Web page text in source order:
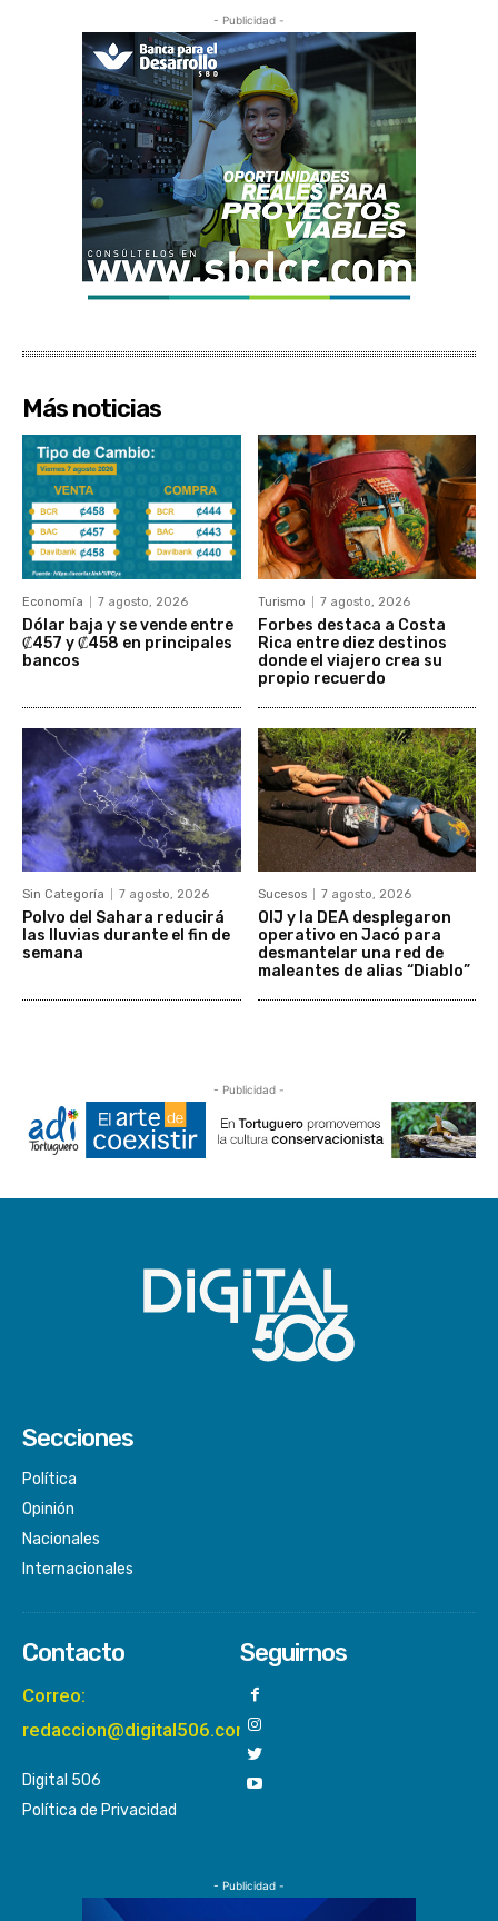
- Publicidad -
Más noticias
Economía 7 agosto, 2026
Dólar baja y se vende entre
₡457 y ₡458 en principales
bancos
Turismo 7 agosto, 2026
Forbes destaca a Costa
Rica entre diez destinos
donde el viajero crea su
propio recuerdo
Sin Categoría 7 agosto, 2026
Polvo del Sahara reducirá
las lluvias durante el fin de
semana
Sucesos 7 agosto, 2026
OIJ y la DEA desplegaron
operativo en Jacó para
desmantelar una red de
maleantes de alias “Diablo”
- Publicidad -
Secciones
Política
Opinión
Nacionales
Internacionales
Contacto
Correo:
redaccion@digital506.com
Digital 506
Política de Privacidad
Seguirnos
- Publicidad -